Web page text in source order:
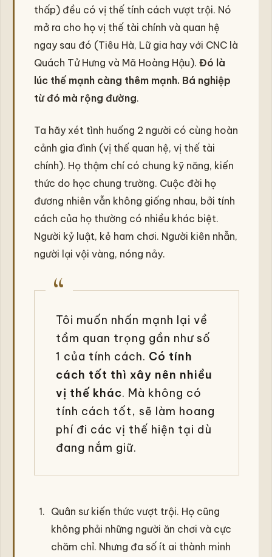
thấp) đều có vị thế tính cách vượt trội. Nó
mở ra cho họ vị thế tài chính và quan hệ
ngay sau đó (Tiêu Hà, Lữ gia hay với CNC là
Quách Tử Hưng và Mã Hoàng Hậu). Đó là
lúc thế mạnh càng thêm mạnh. Bá nghiệp
từ đó mà rộng đường.
Ta hãy xét tình huống 2 người có cùng hoàn
cảnh gia đình (vị thế quan hệ, vị thế tài
chính). Họ thậm chí có chung kỹ năng, kiến
thức do học chung trường. Cuộc đời họ
đương nhiên vẫn không giống nhau, bởi tính
cách của họ thường có nhiều khác biệt.
Người kỷ luật, kẻ ham chơi. Người kiên nhẫn,
người lại vội vàng, nóng nảy.
Tôi muốn nhấn mạnh lại về
tầm quan trọng gần như số
1 của tính cách. Có tính
cách tốt thì xây nên nhiều
vị thế khác. Mà không có
tính cách tốt, sẽ làm hoang
phí đi các vị thế hiện tại dù
đang nắm giữ.
Quân sư kiến thức vượt trội. Họ cũng
không phải những người ăn chơi và cực
chăm chỉ. Nhưng đa số ít ai thành minh